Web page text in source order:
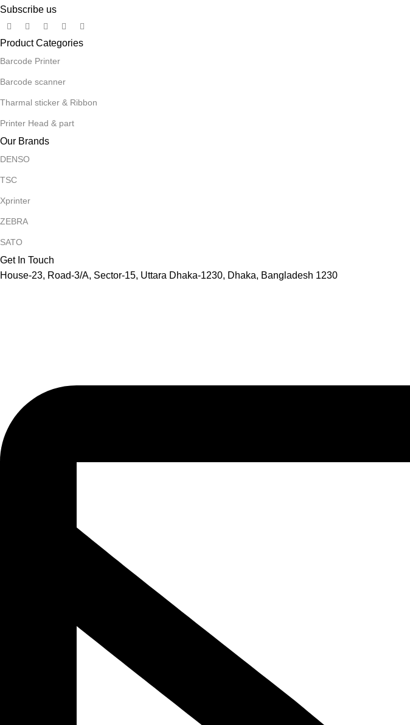
Subscribe us
Product Categories
Barcode Printer
Barcode scanner
Tharmal sticker & Ribbon
Printer Head & part
Our Brands
DENSO
TSC
Xprinter
ZEBRA
SATO
Get In Touch
House-23, Road-3/A, Sector-15, Uttara Dhaka-1230, Dhaka, Bangladesh 1230